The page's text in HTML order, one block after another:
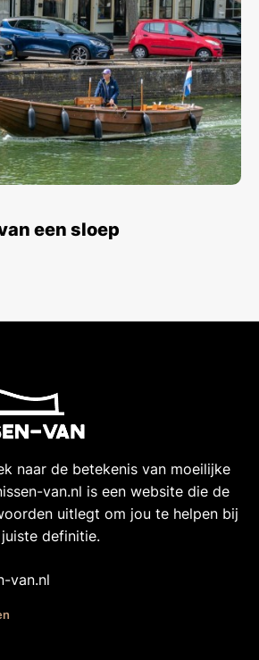
een sloep
naar de betekenis van moeilijke
van.nl is een website die de
uitlegt om jou te helpen bij
definitie.
van.nl